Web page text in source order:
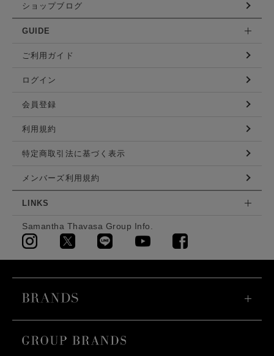
ショップブログ
GUIDE
ご利用ガイド
ログイン
会員登録
利用規約
特定商取引法に基づく表示
メンバーズ利用規約
LINKS
Samantha Thavasa Group Info.